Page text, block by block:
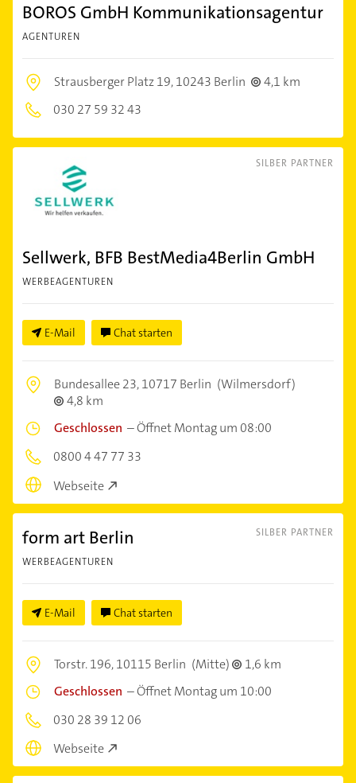
BOROS GmbH Kommunikationsagentur
AGENTUREN
Strausberger Platz 19,10243 Berlin
4,1 km
030 27 59 32 43
SILBER PARTNER
Sellwerk, BFB BestMedia4Berlin GmbH
WERBEAGENTUREN
E-Mail Chat starten
Bundesallee 23,10717 Berlin (Wilmersdorf)
4,8 km
Geschlossen –Öffnet Montag um 08:00
0800 4 47 77 33
Webseite
SILBER PARTNER
form art Berlin
WERBEAGENTUREN
E-Mail Chat starten
Torstr. 196,10115 Berlin (Mitte)
1,6 km
Geschlossen –Öffnet Montag um 10:00
030 28 39 12 06
Webseite